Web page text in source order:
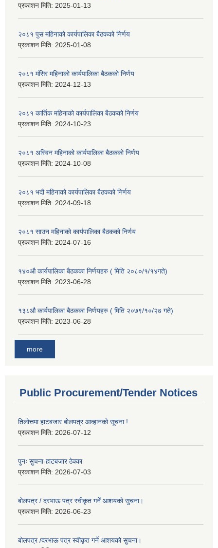
प्रकाशन मिति: 2025-01-13
२०८१ पुस महिनाको कार्यपालिका बैठकको निर्णय
प्रकाशन मिति: 2025-01-08
२०८१ मंसिर महिनाको कार्यपालिका बैठकको निर्णय
प्रकाशन मिति: 2024-12-13
२०८१ कार्तिक महिनाको कार्यपालिका बैठकको निर्णय
प्रकाशन मिति: 2024-10-23
२०८१ अस्विन महिनाको कार्यपालिका बैठकको निर्णय
प्रकाशन मिति: 2024-10-08
२०८१ भदौ महिनाको कार्यपालिका बैठकको निर्णय
प्रकाशन मिति: 2024-09-18
२०८१ साउन महिनाको कार्यपालिका बैठकको निर्णय
प्रकाशन मिति: 2024-07-16
१४०औ कार्यपालिका बैठकका निर्णयहरु ( मिति २०८०/१/१४गते)
प्रकाशन मिति: 2023-06-28
१३८औ कार्यपालिका बैठकका निर्णयहरु ( मिति २०७९/१०/२७ गते)
प्रकाशन मिति: 2023-06-28
more
Public Procurement/Tender Notices
तिलोत्तमा हाटबजार बोलपत्र आव्हानको सूचना !
प्रकाशन मिति: 2026-07-12
पुनः सुचना-हाटबजार ठेक्का
प्रकाशन मिति: 2026-07-03
बोलपत्र / दरभाऊ पत्र स्वीकृत गर्ने आशयको सुचना।
प्रकाशन मिति: 2026-06-23
बोलपत्र /दरभाऊ पत्र स्वीकृत गर्ने आशयको सुचना।